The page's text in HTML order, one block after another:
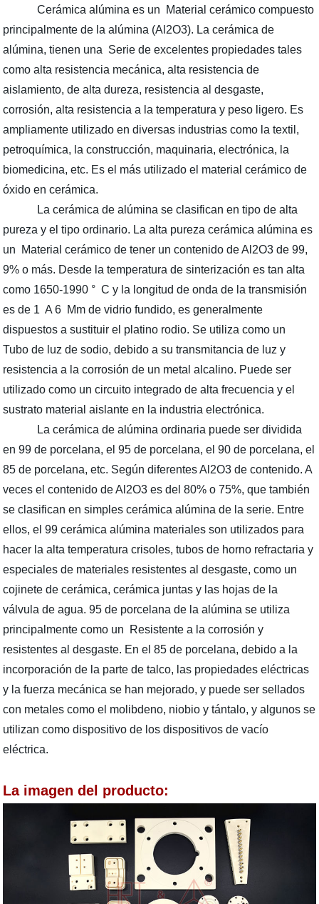
Cerámica alúmina es un Material cerámico compuesto
principalmente de la alúmina (Al2O3). La cerámica de
alúmina, tienen una Serie de excelentes propiedades tales
como alta resistencia mecánica, alta resistencia de
aislamiento, de alta dureza, resistencia al desgaste,
corrosión, alta resistencia a la temperatura y peso ligero. Es
ampliamente utilizado en diversas industrias como la textil,
petroquímica, la construcción, maquinaria, electrónica, la
biomedicina, etc. Es el más utilizado el material cerámico de
óxido en cerámica.
La cerámica de alúmina se clasifican en tipo de alta
pureza y el tipo ordinario. La alta pureza cerámica alúmina es
un Material cerámico de tener un contenido de Al2O3 de 99,
9% o más. Desde la temperatura de sinterización es tan alta
como 1650-1990 ° C y la longitud de onda de la transmisión
es de 1 A 6 Μm de vidrio fundido, es generalmente
dispuestos a sustituir el platino rodio. Se utiliza como un
Tubo de luz de sodio, debido a su transmitancia de luz y
resistencia a la corrosión de un metal alcalino. Puede ser
utilizado como un circuito integrado de alta frecuencia y el
sustrato material aislante en la industria electrónica.
La cerámica de alúmina ordinaria puede ser dividida
en 99 de porcelana, el 95 de porcelana, el 90 de porcelana, el
85 de porcelana, etc. Según diferentes Al2O3 de contenido. A
veces el contenido de Al2O3 es del 80% o 75%, que también
se clasifican en simples cerámica alúmina de la serie. Entre
ellos, el 99 cerámica alúmina materiales son utilizados para
hacer la alta temperatura crisoles, tubos de horno refractaria y
especiales de materiales resistentes al desgaste, como un
cojinete de cerámica, cerámica juntas y las hojas de la
válvula de agua. 95 de porcelana de la alúmina se utiliza
principalmente como un Resistente a la corrosión y
resistentes al desgaste. En el 85 de porcelana, debido a la
incorporación de la parte de talco, las propiedades eléctricas
y la fuerza mecánica se han mejorado, y puede ser sellados
con metales como el molibdeno, niobio y tántalo, y algunos se
utilizan como dispositivo de los dispositivos de vacío
eléctrica.
La imagen del producto: